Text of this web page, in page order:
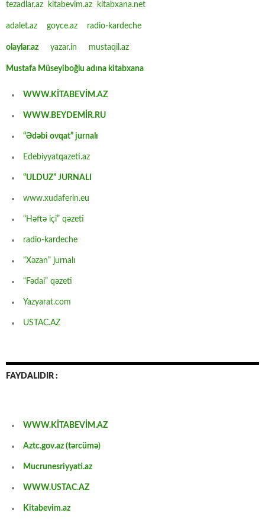
tezadlar.az kitabevim.az kitabxana.net
adalet.az goyce.az radio-kardeche
olaylar.az yazar.in mustaqil.az
Mustafa Müseyiboğlu adına kitabxana
WWW.KİTABEVİM.AZ
WWW.BEYDEMİR.RU
“Ədəbi ovqat” jurnalı
Edebiyyatqazeti.az
“ULDUZ” JURNALI
www.xudaferin.eu
“Həftə içi” qəzeti
radio-kardeche
“Xəzan” jurnalı
“Fədai” qəzeti
Yazyarat.com
USTAC.AZ
FAYDALIDIR :
WWW.KİTABEVİM.AZ
Aztc.gov.az (tərcümə)
Mucrunesriyyati.az
WWW.USTAC.AZ
Kitabevim.az